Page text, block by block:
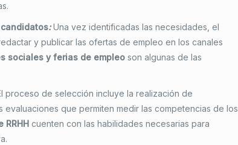
: Una vez identificadas las necesidades, el
y publicar las ofertas de empleo en los canales
sociales y ferias de empleo son algunas de las
proceso de selección incluye la realización de
que permiten medir las competencias de los
RRHH cuenten con las habilidades necesarias para